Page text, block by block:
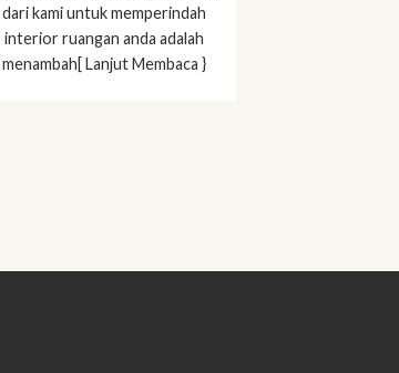
dari kami untuk memperindah
interior ruangan anda adalah
menambah[ Lanjut Membaca }